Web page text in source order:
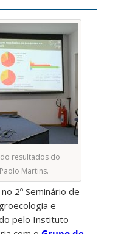
resultados do
Martins.
2º Seminário de
e
pelo Instituto